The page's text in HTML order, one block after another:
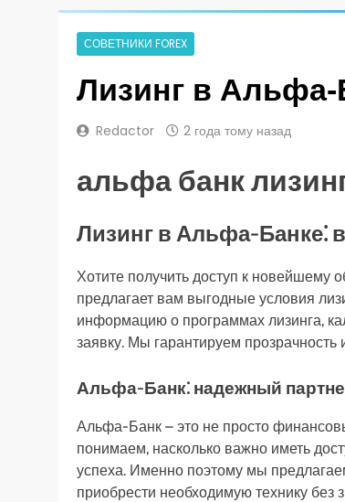
СОВЕТНИКИ FOREX
Лизинг в Альфа-
Redactor 2 года тому назад
альфа банк
Лизинг в Альфа-Банке⁚
Хотите получить доступ к новейшему
предлагает вам выгодные условия
информацию о программах лизинга,
заявку. Мы гарантируем
Альфа-Банк⁚ надежный
Альфа-Банк – это не просто
понимаем, насколько важно иметь
успеха. Именно поэтому мы
приобрести необходимую технику без